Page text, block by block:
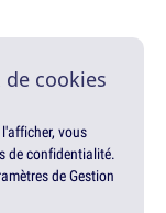
cookies
vous
de confidentialité.
de Gestion